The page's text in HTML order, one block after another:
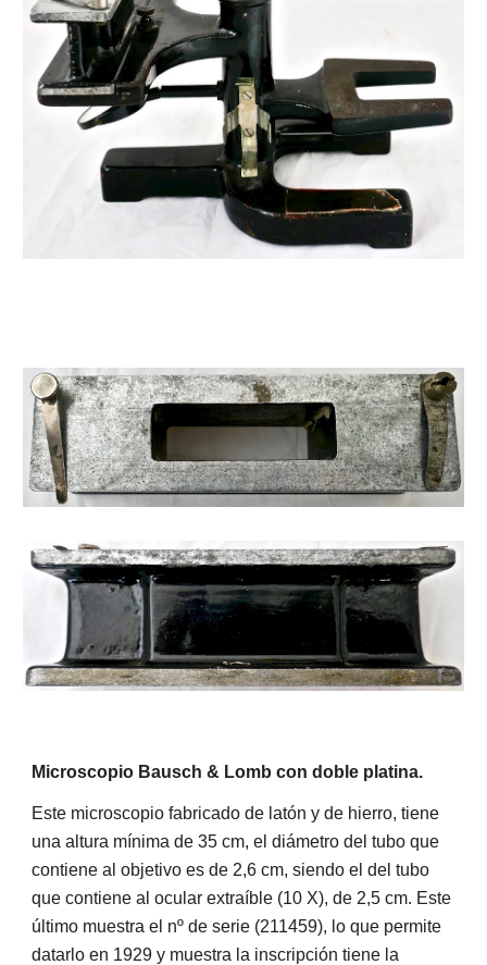
Microscopio Bausch & Lomb con doble platina.
Este microscopio fabricado de latón y de hierro, tiene
una altura mínima de 35 cm, el diámetro del tubo que
contiene al objetivo es de 2,6 cm, siendo el del tubo
que contiene al ocular extraíble (10 X), de 2,5 cm. Este
último muestra el nº de serie (211459), lo que permite
datarlo en 1929 y muestra la inscripción tiene la